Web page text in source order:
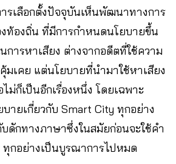
รเลือกตั้งปัจจุบัน​เห็นพัฒนาทางการ
งท้องถิ่น ที่มีการกำหนดนโยบายขึ้น
การหาเสียง​ ต่างจากอดีตที่ใช้ความ
เคย แต่นโยบายที่นำมาใช้หาเสียง
ม่ก็เป็นอีกเรื่องหนึ่ง​ โดยเฉพาะ
ายเกี่ยวกับ Smart City ทุกอย่าง​
ดักทางภาษาซึ่งในสมัยก่อนจะใช้คำ
​ ทุกอย่างเป็นบูรณาการไปหมด